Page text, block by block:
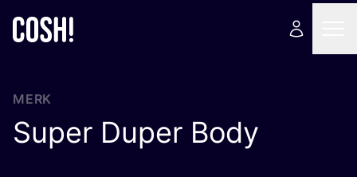
MERK
Super Duper Body